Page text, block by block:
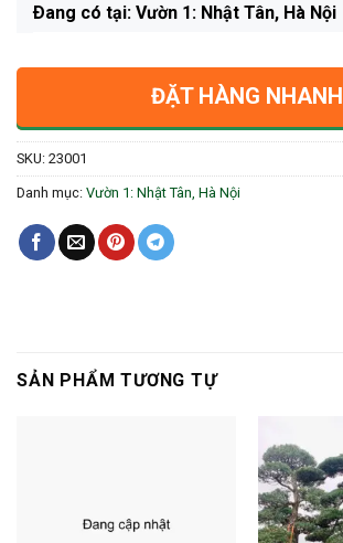
Ðang có tại: Vườn 1: Nhật Tân, Hà Nội
ĐẶT HÀNG NHANH
SKU: 23001
Danh mục: Vườn 1: Nhật Tân, Hà Nội
SẢN PHẨM TƯƠNG TỰ